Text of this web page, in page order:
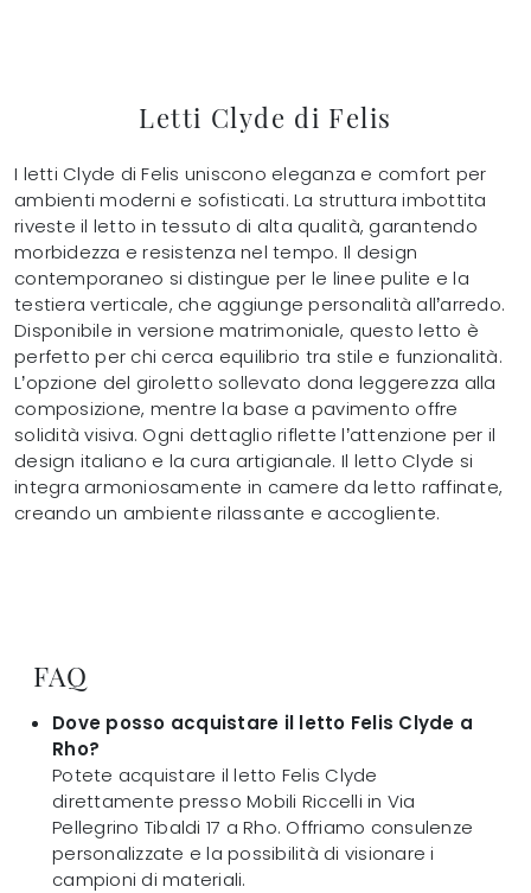
Letti Clyde di Felis
I letti Clyde di Felis uniscono eleganza e comfort per
ambienti moderni e sofisticati. La struttura imbottita
riveste il letto in tessuto di alta qualità, garantendo
morbidezza e resistenza nel tempo. Il design
contemporaneo si distingue per le linee pulite e la
testiera verticale, che aggiunge personalità all’arredo.
Disponibile in versione matrimoniale, questo letto è
perfetto per chi cerca equilibrio tra stile e funzionalità.
L’opzione del giroletto sollevato dona leggerezza alla
composizione, mentre la base a pavimento offre
solidità visiva. Ogni dettaglio riflette l’attenzione per il
design italiano e la cura artigianale. Il letto Clyde si
integra armoniosamente in camere da letto raffinate,
creando un ambiente rilassante e accogliente.
FAQ
Dove posso acquistare il letto Felis Clyde a
Rho?
Potete acquistare il letto Felis Clyde
direttamente presso Mobili Riccelli in Via
Pellegrino Tibaldi 17 a Rho. Offriamo consulenze
personalizzate e la possibilità di visionare i
campioni di materiali.